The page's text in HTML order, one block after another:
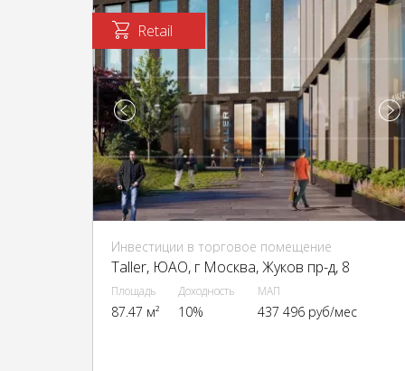
Retail
Инвестиции в торговое помещение
Taller, ЮАО, г Москва, Жуков пр-д, 8
Площадь
87.47 м²
Доходность
10%
МАП
437 496 руб/мес